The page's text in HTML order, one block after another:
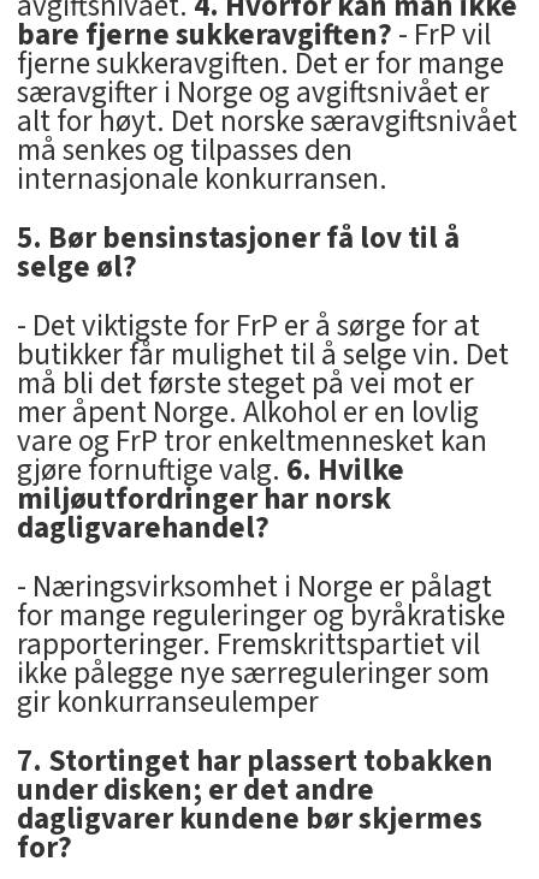
bare fjerne sukkeravgiften?- FrP vil
fjerne sukkeravgiften. Det er for mange
særavgifter i Norge og avgiftsnivået er
alt for høyt. Det norske særavgiftsnivået
må senkes og tilpasses den
internasjonale konkurransen.
5. Bør bensinstasjoner få lov til å
selge øl?
- Det viktigste for FrP er å sørge for at
butikker får mulighet til å selge vin. Det
må bli det første steget på vei mot er
mer åpent Norge. Alkohol er en lovlig
vare og FrP tror enkeltmennesket kan
gjøre fornuftige valg. 6. Hvilke
miljøutfordringer har norsk
dagligvarehandel?
- Næringsvirksomhet i Norge er pålagt
for mange reguleringer og byråkratiske
rapporteringer. Fremskrittspartiet vil
ikke pålegge nye særreguleringer som
gir konkurranseulemper
7. Stortinget har plassert tobakken
under disken; er det andre
dagligvarer kundene bør skjermes
for?